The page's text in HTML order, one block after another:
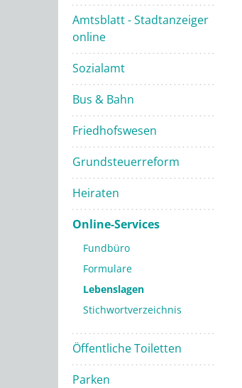
Amtsblatt - Stadtanzeiger
online
Sozialamt
Bus & Bahn
Friedhofswesen
Grundsteuerreform
Heiraten
Online-Services
Fundbüro
Formulare
Lebenslagen
Stichwortverzeichnis
Öffentliche Toiletten
Parken